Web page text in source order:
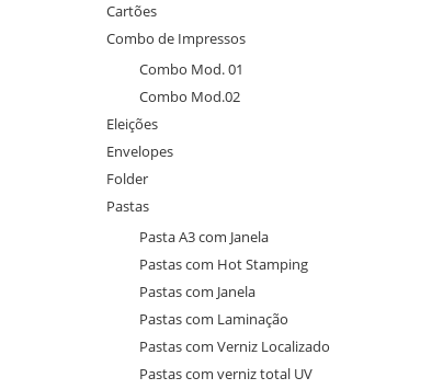
Cartões
Combo de Impressos
Combo Mod. 01
Combo Mod.02
Eleições
Envelopes
Folder
Pastas
Pasta A3 com Janela
Pastas com Hot Stamping
Pastas com Janela
Pastas com Laminação
Pastas com Verniz Localizado
Pastas com verniz total UV